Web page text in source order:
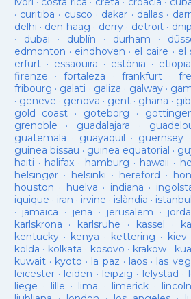
· curitiba · cusco · dakar · dallas ·
delhi · den haag · derry· detroit·
· dubai · dublín · durham ·
edmonton · eindhoven · el caire · el
erfurt· essaouira · estònia · etiopia
firenze ·fortaleza · frankfurt·
fribourg · galati · galiza · galway·
· geneve · genova · gent· ghana ·
gold coast · goteborg ·
grenoble · guadalajara ·
guatemala · guayaquil · guernsey·
guinea bissau · guinea equatorial ·
haiti · halifax · hamburg · hawaii ·
helsingør· helsinki · hereford ·
houston · huelva · indiana ·
iquique · iran · irvine · islàndia · istanbul
· jamaica · jena · jerusalem ·
karlskrona · karlsruhe · kassel ·
kentucky· kenya · kettering · kiev
kolda · kolkata · kosovo · krakow·
kuwait· kyoto · la paz · laos· las
leicester· leiden · leipzig · lelystad ·
liege · lille · lima · limerick· lincoln